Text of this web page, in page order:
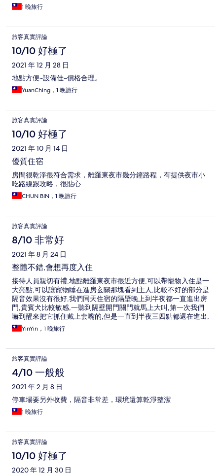
1 晚旅行
旅客真實評論
10/10 好極了
2021 年 12 月 28 日
地點方便~設備佳~價格合理。
YuanChing，1 晚旅行
旅客真實評論
10/10 好極了
2021 年 10 月 14 日
優質住宿
房間很乾淨很符合需求，離羅東夜市幾分鐘路程，有提供夜市小
吃路線跟攻略，很貼心
CHUN BIN，1 晚旅行
旅客真實評論
8/10 非常好
2021 年 8 月 24 日
整體不錯,會想再度入住
接待人員親切有禮,地點離羅東夜市很近方便,可以帶寵物入住是一
大亮點,可以讓寵物睡在進房玄關那塊看到主人,比較不好的部分是
隔音效果沒有很好,我們同天住宿的隔壁晚上到半夜都一直進出房
門,貴賓犬比較敏感,一聽到隔壁開門關門就馬上大叫,第一次我們
嚇到醒來把它抓住戴上套嘴的,但是一直到半夜三四點都還在進出,
害我婆婆根本不敢睡覺一直顧著狗,怕它聽到開關門的聲音就一直
叫吵到別人,壓力很大.....
YinYin，1 晚旅行
旅客真實評論
4/10 一般般
2021 年 2 月 8 日
停車場要另外收費，隔音非常差，環境還算乾淨整潔
1 晚旅行
旅客真實評論
10/10 好極了
2020 年 12 月 30 日